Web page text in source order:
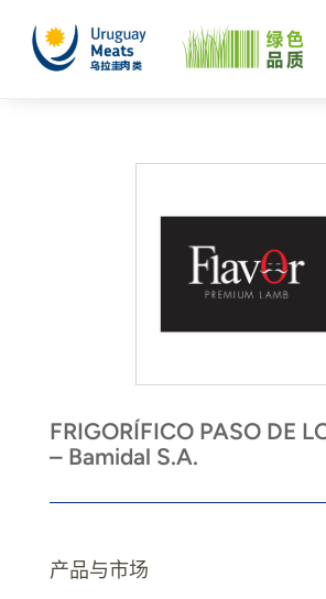
FRIGORÍFICO PASO DE
– Bamidal S.A.
产品与市场